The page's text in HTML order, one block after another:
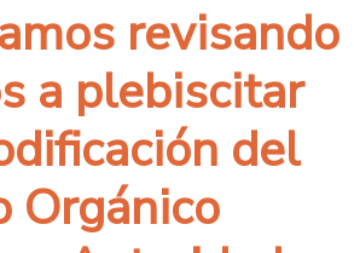
revisando
a plebiscitar
del
Orgánico